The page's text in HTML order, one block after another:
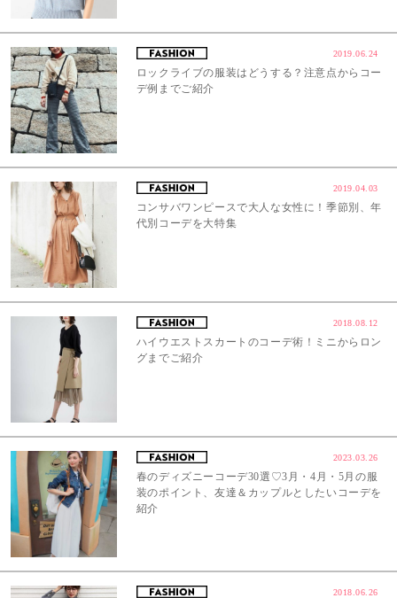
2019.06.24
ロックライブの服装はどうする？注意点からコー
デ例までご紹介
2019.04.03
コンサバワンピースで大人な女性に！季節別、年
代別コーデを大特集
2018.08.12
ハイウエストスカートのコーデ術！ミニからロン
グまでご紹介
2023.03.26
春のディズニーコーデ30選♡3月・4月・5月の服
装のポイント、友達＆カップルとしたいコーデを
紹介
2018.06.26